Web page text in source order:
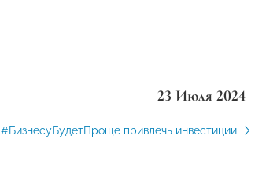
23 Июля 2024
#БизнесуБудетПроще привлечь инвестиции